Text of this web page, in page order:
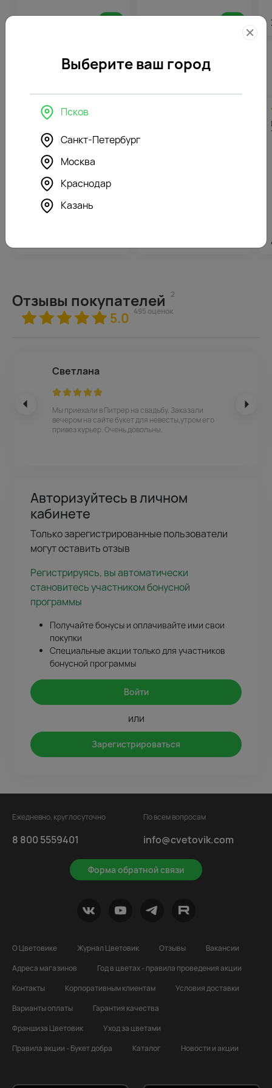
Похожие товары
4.9(168)
вечер
Отзывы покупателей 2
5.0 495 оценок
Светлана
Мы приехали в Питрер на свадьбу. Заказали
вечером на сайте букет для невесты,утром его
привез курьер. Очень довольны.
Авторизуйтесь в личном
кабинете
Только зарегистрированные пользователи
могут оставить отзыв
Регистрируясь, вы автоматически
становитесь участником бонусной
программы
Получайте бонусы и оплачивайте ими свои
покупки
Специальные акции только для участников
бонусной программы
Войти
или
Зарегистрироваться
Ежедневно, круглосуточно
8 800 5559401
Форма обратной связи
По всем вопросам
info@cvetovik.com
О Цветовике Журнал Цветовик Отзывы
Вакансии
Адреса магазинов
Год в цветах - правила проведения акции
Контакты
Корпоративным клиентам
Условия доставки
Варианты оплаты
Гарантия качества
Франшиза Цветовик
Уход за цветами
Правила акции - Букет добра
Каталог Новости и акции
Выберите ваш город
Псков
Санкт-Петербург
Москва
Краснодар
Казань